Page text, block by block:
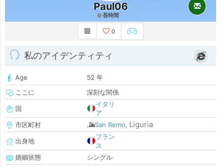
Paul06
長時間
0
私のアイデンティティ
Age
52 年
ここに
深刻な関係
国
イタリ
ア
市区町村
San Remo, Liguria
出身地
フラン
ス
婚姻状態
シングル